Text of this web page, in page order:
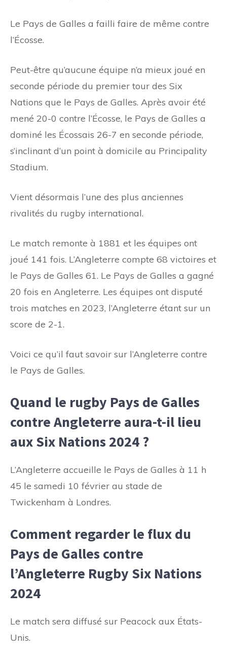
Le Pays de Galles a failli faire de même contre
l’Écosse.
Peut-être qu’aucune équipe n’a mieux joué en
seconde période du premier tour des Six
Nations que le Pays de Galles. Après avoir été
mené 20-0 contre l’Écosse, le Pays de Galles a
dominé les Écossais 26-7 en seconde période,
s’inclinant d’un point à domicile au Principality
Stadium.
Vient désormais l’une des plus anciennes
rivalités du rugby international.
Le match remonte à 1881 et les équipes ont
joué 141 fois. L’Angleterre compte 68 victoires et
le Pays de Galles 61. Le Pays de Galles a gagné
20 fois en Angleterre. Les équipes ont disputé
trois matches en 2023, l’Angleterre étant sur un
score de 2-1.
Voici ce qu’il faut savoir sur l’Angleterre contre
le Pays de Galles.
Quand le rugby Pays de Galles
contre Angleterre aura-t-il lieu
aux Six Nations 2024 ?
L’Angleterre accueille le Pays de Galles à 11 h
45 le samedi 10 février au stade de
Twickenham à Londres.
Comment regarder le flux du
Pays de Galles contre
l’Angleterre Rugby Six Nations
2024
Le match sera diffusé sur Peacock aux États-
Unis.